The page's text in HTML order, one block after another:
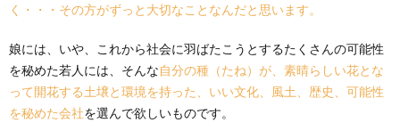
く・・・その方がずっと大切なことなんだと思います。
娘には、いや、これから社会に羽ばたこうとするたくさんの可能性
を秘めた若人には、そんな自分の種（たね）が、素晴らしい花とな
って開花する土壌と環境を持った、いい文化、風土、歴史、可能性
を秘めた会社を選んで欲しいものです。